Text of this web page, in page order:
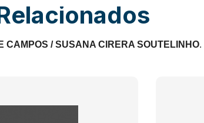
CAMPOS / SUSANA CIRERA SOUTELINHO.